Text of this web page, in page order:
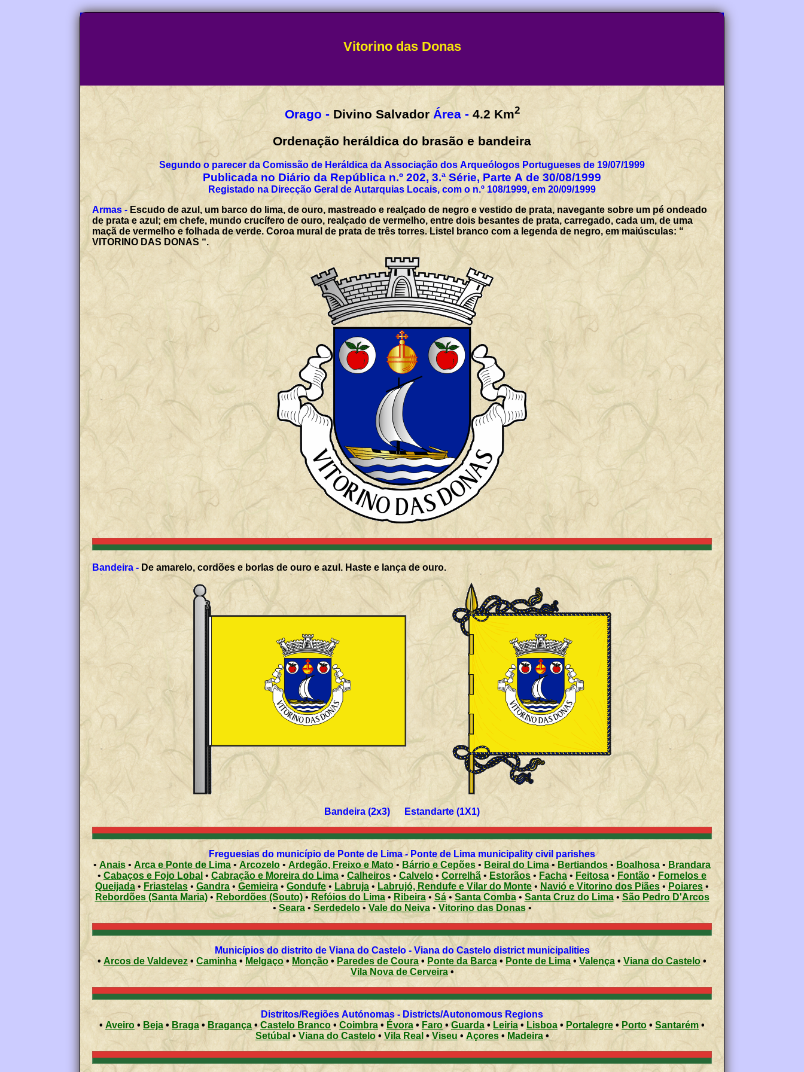
Vitorino das Donas
Orago - Divino Salvador Área - 4.2 Km2
Ordenação heráldica do brasão e bandeira
Segundo o parecer da Comissão de Heráldica da Associação dos Arqueólogos Portugueses de 19/07/1999
Publicada no Diário da República n.º 202, 3.ª Série, Parte A de 30/08/1999
Registado na Direcção Geral de Autarquias Locais, com o n.º 108/1999, em 20/09/1999
Armas - Escudo de azul, um barco do lima, de ouro, mastreado e realçado de negro e vestido de prata, navegante sobre um pé ondeado
de prata e azul; em chefe, mundo crucífero de ouro, realçado de vermelho, entre dois besantes de prata, carregado, cada um, de uma
maçã de vermelho e folhada de verde. Coroa mural de prata de três torres. Listel branco com a legenda de negro, em maiúsculas: “
VITORINO DAS DONAS “.
Bandeira - De amarelo, cordões e borlas de ouro e azul. Haste e lança de ouro.
Bandeira (2x3) Estandarte (1X1)
Freguesias do município de Ponte de Lima - Ponte de Lima municipality civil parishes
• Anais • Arca e Ponte de Lima •Arcozelo • Ardegão, Freixo e Mato • Bárrio e Cepões • Beiral do Lima•Bertiandos • Boalhosa • Brandara
• Cabaços e Fojo Lobal • Cabração e Moreira do Lima• Calheiros • Calvelo • Correlhã • Estorãos • Facha• Feitosa • Fontão • Fornelos e
Queijada• Friastelas • Gandra • Gemieira •Gondufe • Labruja • Labrujó, Rendufe e Vilar do Monte • Navió e Vitorino dos Piães •Poiares•
Rebordões (Santa Maria)• Rebordões (Souto)• Refóios do Lima• Ribeira• Sá•Santa Comba• Santa Cruz do Lima• São Pedro D'Arcos
• Seara• Serdedelo• Vale do Neiva• Vitorino das Donas•
Municípios do distrito de Viana do Castelo - Viana do Castelo district municipalities
• Arcos de Valdevez • Caminha • Melgaço • Monção • Paredes de Coura • Ponte da Barca• Ponte de Lima • Valença • Viana do Castelo•
Vila Nova de Cerveira•
Distritos/Regiões Autónomas - Districts/Autonomous Regions
• Aveiro • Beja• Braga •Bragança •Castelo Branco •Coimbra • Évora • Faro •Guarda • Leiria • Lisboa •Portalegre • Porto• Santarém •
Setúbal • Viana do Castelo• Vila Real •Viseu• Açores • Madeira •